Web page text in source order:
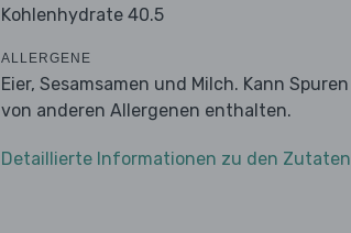
Kohlenhydrate 40.5
ALLERGENE
Eier, Sesamsamen und Milch. Kann Spuren
von anderen Allergenen enthalten.
Detaillierte Informationen zu den Zutaten